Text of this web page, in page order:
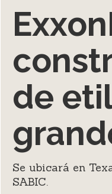
de
Se ubicará en
SABIC.